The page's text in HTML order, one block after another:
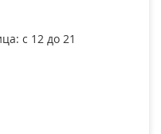
с 12 до 21